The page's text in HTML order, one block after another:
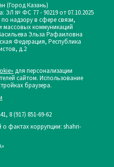
(Город Казань)
ЭЛ № ФС 77 - 90219 от 07.10.2025
надзору в сфере связи,
коммуникаций
Эльза Рафаиловна
Федерация, Республика
д.2
для персонализации
сайтом. Использование
браузера.
8 (917) 851-69-62
фактах коррупции: shahri-